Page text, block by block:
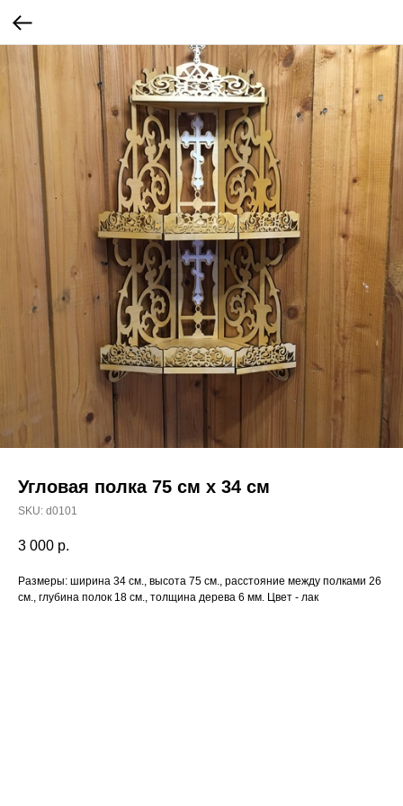
Угловая полка 75 см х 34 см
SKU: d0101
3 000 р.
Размеры: ширина 34 см., высота 75 см., расстояние между полками 26
см., глубина полок 18 см., толщина дерева 6 мм. Цвет - лак